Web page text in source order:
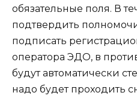
обязательные поля. В
подтвердить
подписать
оператора ЭДО, в
будут автоматически
надо будет проходить